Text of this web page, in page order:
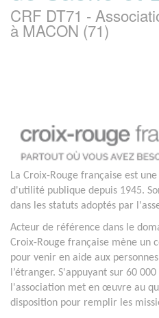
CRF DT71 -
à MACON (71)
La Croix-Rouge française est
d'utilité publique depuis 1945.
dans les statuts adoptés par
Acteur de référence dans le
Croix-Rouge française mène un
pour venir en aide aux
l’étranger. S'appuyant sur 60
l'association met en œuvre au
disposition pour remplir les